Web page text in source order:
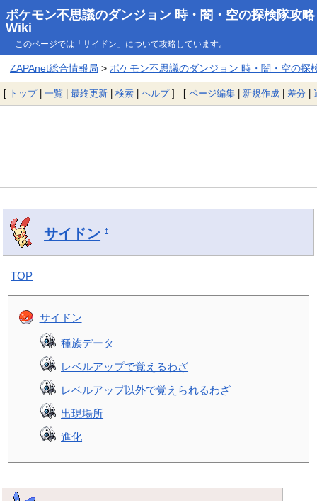
ポケモン不思議のダンジョン 時・闇・空の探検隊攻略
Wiki
このページでは「サイドン」について攻略しています。
ZAPAnet総合情報局 > ポケモン不思議のダンジョン 時・闇・空の探
[ トップ| 一覧 | 最終更新 | 検索 | ヘルプ] [ ページ編集 | 新規作成 | 差分 |
サイドン †
TOP
サイドン
種族データ
レベルアップで覚えるわざ
レベルアップ以外で覚えられるわざ
出現場所
進化